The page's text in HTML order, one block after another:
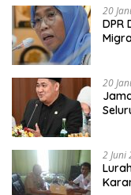
20
DPR
20
2 Juni